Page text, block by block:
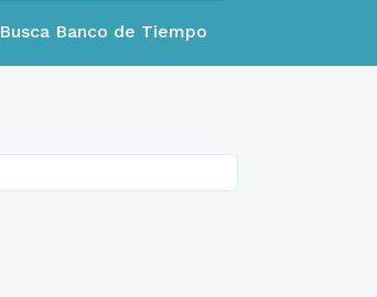
Busca Banco de Tiempo